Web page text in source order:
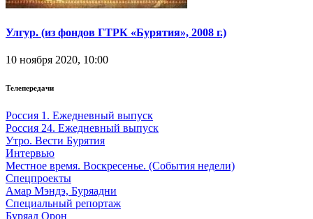
Улгур. (из фондов ГТРК «Бурятия», 2008 г.)
10 ноября 2020, 10:00
Телепередачи
Россия 1. Ежедневный выпуск
Россия 24. Ежедневный выпуск
Утро. Вести Бурятия
Интервью
Местное время. Воскресенье. (События недели)
Спецпроекты
Амар Мэндэ, Буряадни
Специальный репортаж
Буряад Орон